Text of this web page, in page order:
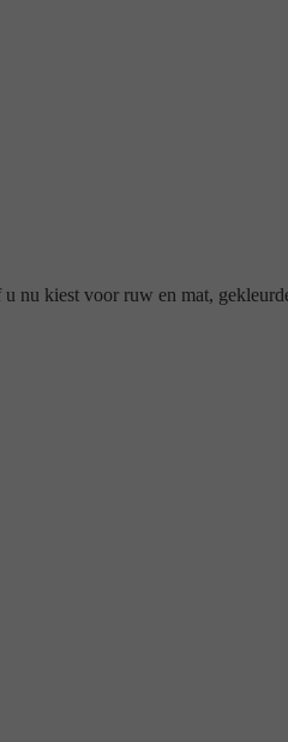
nu kiest voor ruw en mat,